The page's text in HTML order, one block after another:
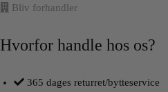
Bliv forhandler
Hvorfor handle hos os?
365 dages returret/bytteservice